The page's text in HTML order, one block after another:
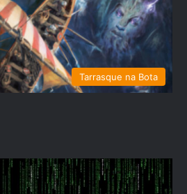
Tarrasque na Bota